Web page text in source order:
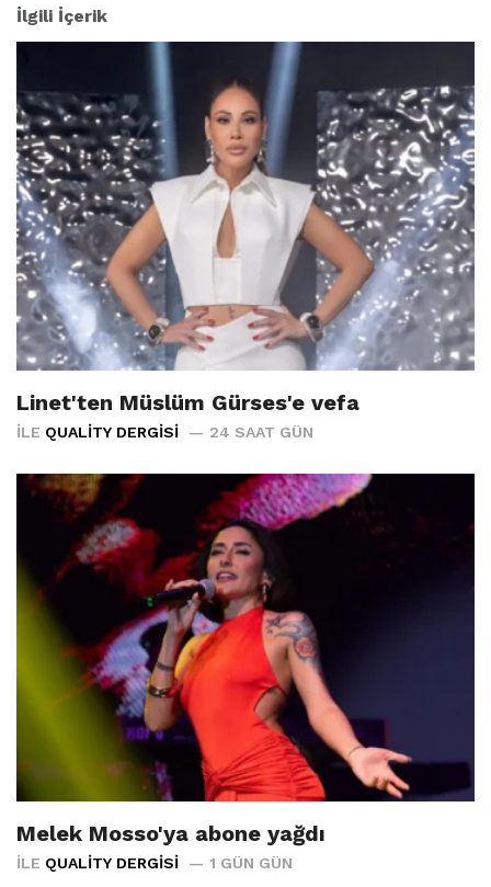
İlgili İçerik
Linet'ten Müslüm Gürses'e vefa
İLE QUALITY DERGISI 24 SAAT GÜN
Melek Mosso'ya abone yağdı
İLE QUALITY DERGISI 1 GÜN GÜN